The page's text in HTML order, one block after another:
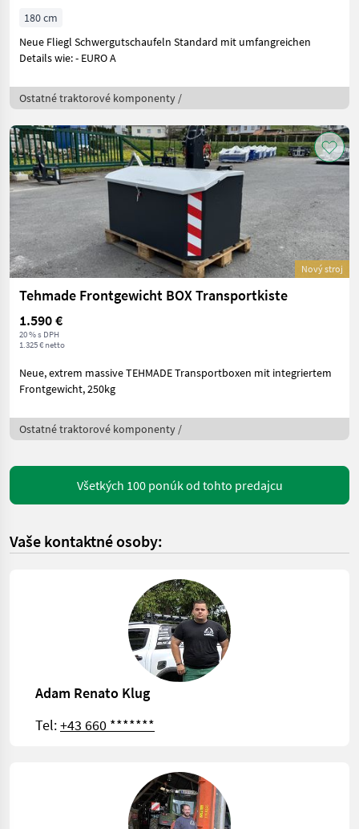
180 cm
Neue Fliegl Schwergutschaufeln Standard mit umfangreichen
Details wie: - EURO A
Ostatné traktorové komponenty /
Nový stroj
Tehmade Frontgewicht BOX Transportkiste
1.590 €
20 % s DPH
1.325 € netto
Neue, extrem massive TEHMADE Transportboxen mit integriertem
Frontgewicht, 250kg
Ostatné traktorové komponenty /
Všetkých 100 ponúk od tohto predajcu
Vaše kontaktné osoby:
Adam Renato Klug
Tel:+43 660 *******